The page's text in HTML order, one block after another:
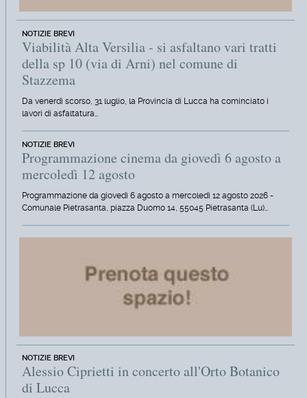
NOTIZIE BREVI
Viabilità Alta Versilia - si asfaltano vari tratti
della sp 10 (via di Arni) nel comune di
Stazzema
Da venerdì scorso, 31 luglio, la Provincia di Lucca ha cominciato i
lavori di asfaltatura…
NOTIZIE BREVI
Programmazione cinema da giovedì 6 agosto a
mercoledì 12 agosto
Programmazione da giovedì 6 agosto a mercoledì 12 agosto 2026 -
Comunale Pietrasanta, piazza Duomo 14, 55045 Pietrasanta (Lu)…
NOTIZIE BREVI
Alessio Ciprietti in concerto all'Orto Botanico
di Lucca